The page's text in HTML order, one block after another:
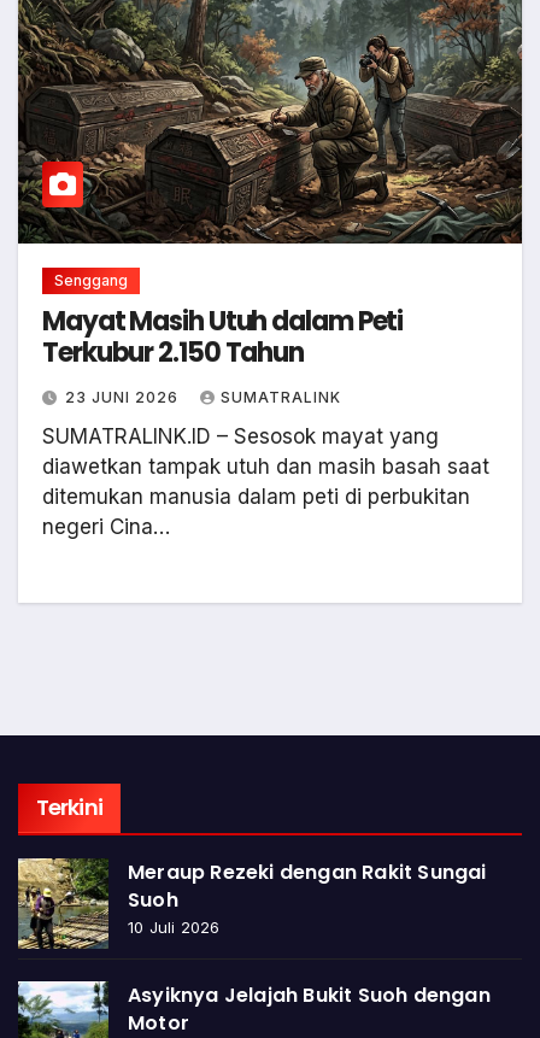
Senggang
Mayat Masih Utuh dalam Peti
Terkubur 2.150 Tahun
23 JUNI 2026 SUMATRALINK
SUMATRALINK.ID – Sesosok mayat yang
diawetkan tampak utuh dan masih basah saat
ditemukan manusia dalam peti di perbukitan
negeri Cina…
Terkini
Meraup Rezeki dengan Rakit Sungai
Suoh
10 Juli 2026
Asyiknya Jelajah Bukit Suoh dengan
Motor